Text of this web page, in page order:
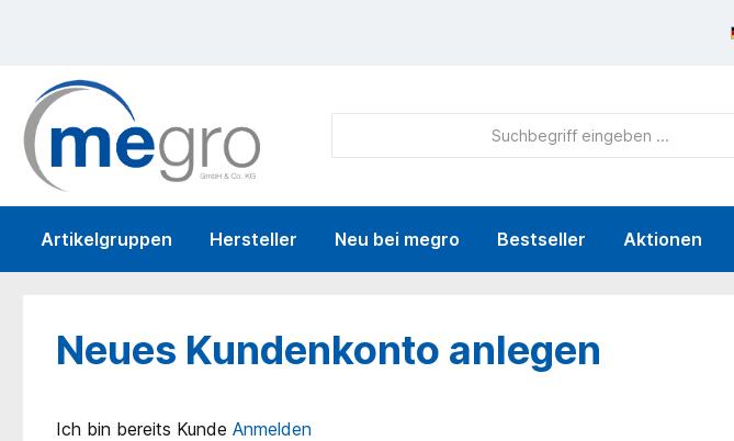
Artikelgruppen Hersteller Neu bei megro Bestseller Aktionen
Neues Kundenkonto anlegen
Ich bin bereits Kunde Anmelden